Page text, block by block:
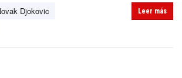
Djokovic
Leer más